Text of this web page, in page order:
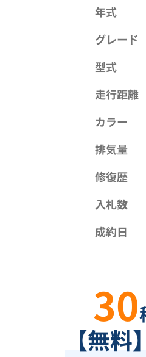
年式
グレード
型式
走行距離
カラー
排気量
修復歴
入札数
成約日
30
【無